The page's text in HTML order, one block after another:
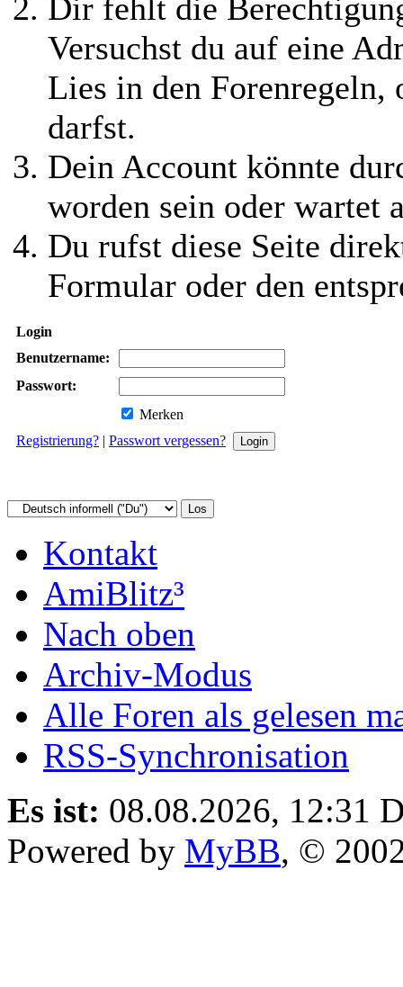
Dir fehlt die
Versuchst du auf eine
Lies in den Forenregeln,
darfst.
Dein Account könnte
worden sein oder wartet
Du rufst diese Seite
Formular oder den
Login
Benutzername:
Passwort:
Merken
Registrierung? | Passwort vergessen?
Kontakt
AmiBlitz³
Nach oben
Archiv-Modus
Alle Foren als gelesen
RSS-Synchronisation
Es ist: 08.08.2026, 12:31
Powered by MyBB, ©